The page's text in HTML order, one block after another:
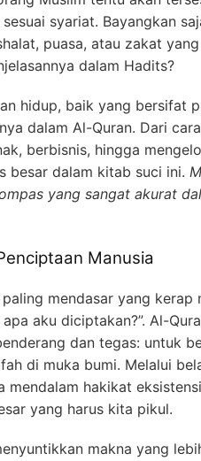
syariat. Bayangkan
puasa, atau zakat
dalam Hadits?
hidup, baik yang bersifat
dalam Al-Quran. Dari
berbisnis, hingga
besar dalam kitab suci ini.
yang sangat akurat
Manusia
mendasar yang kerap
aku diciptakan?”. Al-
dan tegas: untuk
di muka bumi. Melalui
mendalam hakikat
yang harus kita pikul.
makna yang